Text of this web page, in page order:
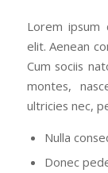
Lorem ipsum
elit. Aenean
Cum sociis
montes,
ultricies nec,
Nulla
Donec